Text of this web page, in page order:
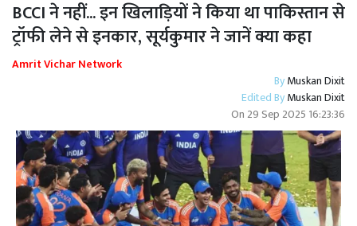
BCCI ने नहीं... इन खिलाड़ियों ने किया था पाकिस्तान से
ट्रॉफी लेने से इनकार, सूर्यकुमार ने जानें क्या कहा
Amrit Vichar Network
ByMuskan Dixit
Edited ByMuskan Dixit
On 29 Sep 2025 16:23:36